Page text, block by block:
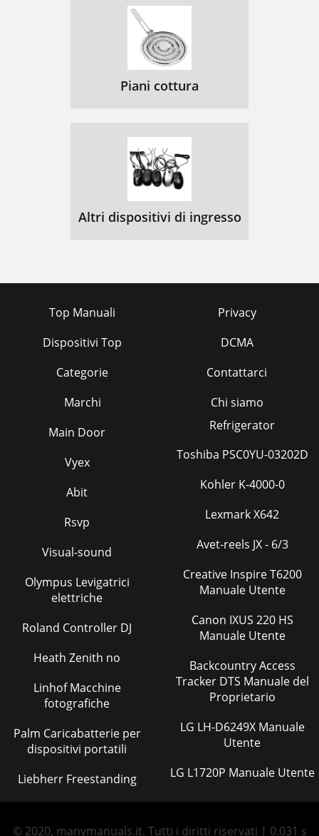
Piani cottura
Altri dispositivi di ingresso
Top Manuali
Dispositivi Top
Categorie
Marchi
Privacy
DCMA
Contattarci
Chi siamo
Main Door
Vyex
Abit
Rsvp
Visual-sound
Olympus Levigatrici
elettriche
Roland Controller DJ
Heath Zenith no
Linhof Macchine
fotografiche
Palm Caricabatterie per
dispositivi portatili
Liebherr Freestanding
Refrigerator
Toshiba PSC0YU-03202D
Kohler K-4000-0
Lexmark X642
Avet-reels JX - 6/3
Creative Inspire T6200
Manuale Utente
Canon IXUS 220 HS
Manuale Utente
Backcountry Access
Tracker DTS Manuale del
Proprietario
LG LH-D6249X Manuale
Utente
LG L1720P Manuale Utente
© 2020, manymanuals.it. Tutti i diritti riservati | 0.031 s